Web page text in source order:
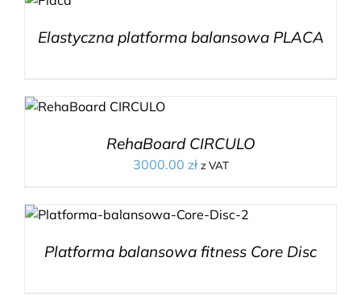
Elastyczna platforma balansowa PLACA
RehaBoard CIRCULO
3000.00 zł z VAT
Platforma balansowa fitness Core Disc